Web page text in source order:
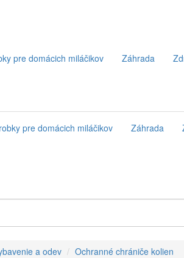
pre domácich miláčikov Záhrada
pre domácich miláčikov Záhrada
a odev Ochranné chrániče kolien